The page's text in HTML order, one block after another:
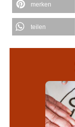
merken
teilen